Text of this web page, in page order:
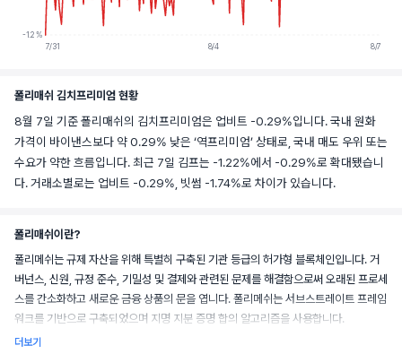
-1.2%
7/31
8/4 8/7
폴리매쉬 김치프리미엄 현황
8월 7일 기준 폴리매쉬의 김치프리미엄은 업비트 -0.29%입니다. 국내 원화
가격이 바이낸스보다 약 0.29% 낮은 ‘역프리미엄’ 상태로, 국내 매도 우위 또는
수요가 약한 흐름입니다. 최근 7일 김프는 -1.22%에서 -0.29%로 확대됐습니
다. 거래소별로는 업비트 -0.29%, 빗썸 -1.74%로 차이가 있습니다.
폴리매쉬이란?
폴리메쉬는 규제 자산을 위해 특별히 구축된 기관 등급의 허가형 블록체인입니다. 거
버넌스, 신원, 규정 준수, 기밀성 및 결제와 관련된 문제를 해결함으로써 오래된 프로세
스를 간소화하고 새로운 금융 상품의 문을 엽니다. 폴리메쉬는 서브스트레이트 프레임
워크를 기반으로 구축되었으며 지명 지분 증명 합의 알고리즘을 사용합니다.
더보기